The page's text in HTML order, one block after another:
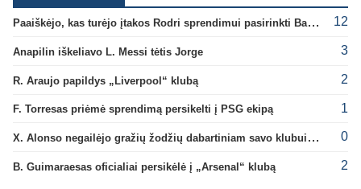
Paaiškėjo, kas turėjo įtakos Rodri sprendimui pasirinkti Barselonos pusę 12
Anapilin iškeliavo L. Messi tėtis Jorge 3
R. Araujo papildys „Liverpool“ klubą 2
F. Torresas priėmė sprendimą persikelti į PSG ekipą 1
X. Alonso negailėjo gražių žodžių dabartiniam savo klubui „Chelsea“ 0
B. Guimaraesas oficialiai persikėlė į „Arsenal“ klubą 2